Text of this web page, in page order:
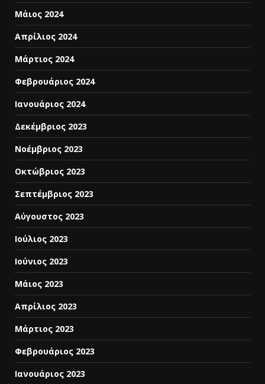
Μάιος 2024
Απρίλιος 2024
Μάρτιος 2024
Φεβρουάριος 2024
Ιανουάριος 2024
Δεκέμβριος 2023
Νοέμβριος 2023
Οκτώβριος 2023
Σεπτέμβριος 2023
Αύγουστος 2023
Ιούλιος 2023
Ιούνιος 2023
Μάιος 2023
Απρίλιος 2023
Μάρτιος 2023
Φεβρουάριος 2023
Ιανουάριος 2023